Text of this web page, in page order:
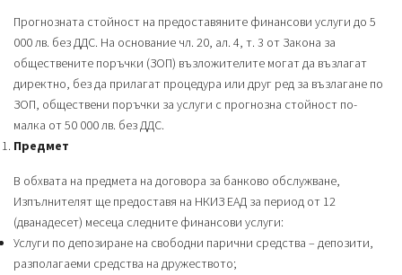
Прогнозната стойност на предоставяните финансови услуги до 5
000 лв. без ДДС. На основание чл. 20, ал. 4, т. 3 от Закона за
обществените поръчки (ЗОП) възложителите могат да възлагат
директно, без да прилагат процедура или друг ред за възлагане по
ЗОП, обществени поръчки за услуги с прогнозна стойност по-
малка от 50 000 лв. без ДДС.
Предмет
В обхвата на предмета на договора за банково обслужване,
Изпълнителят ще предоставя на НКИЗ ЕАД за период от 12
(дванадесет) месеца следните финансови услуги:
Услуги по депозиране на свободни парични средства – депозити,
разполагаеми средства на дружеството;